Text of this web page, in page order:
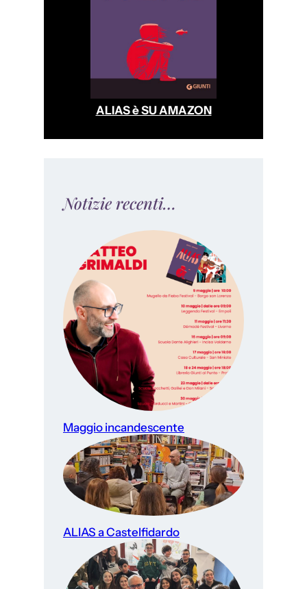
ALIAS è SU AMAZON
Notizie recenti…
Maggio incandescente
ALIAS a Castelfidardo